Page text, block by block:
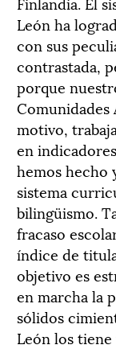
León ha
con sus
contrastada,
porque
Comunidades
motivo,
en
hemos hecho
sistema
bilingüismo.
fracaso
índice de
objetivo es
en marcha la
sólidos
León los